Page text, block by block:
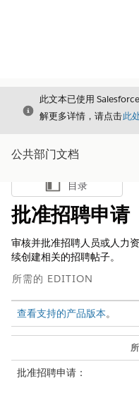
关闭
此文本已使用
解更多详情，请点击此
公共部门文档
显示目录
目录
批准招聘申请
审核并批准招聘人员或人力
续创建相关的招聘帖子。
所需的 EDITION
查看支持的产品版本。
批准招聘申请：